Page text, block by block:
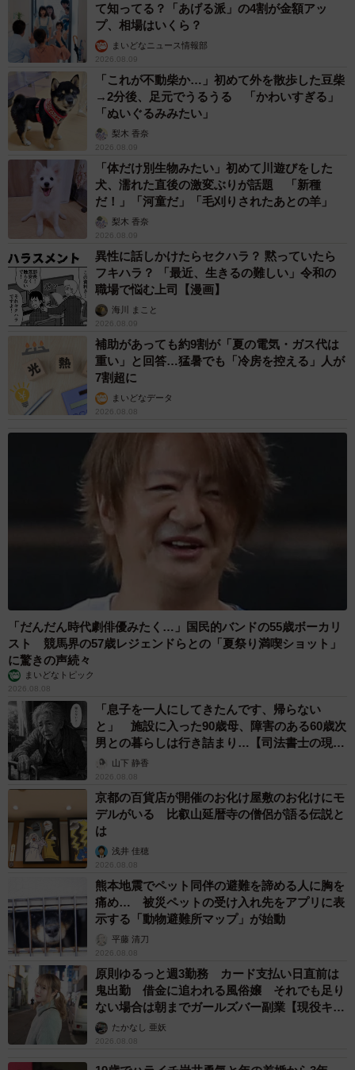
なゲーム環境を作り上げていきましょう。
【出典】
東京都教育委員会／令和4年度「児童・生徒のインターネッ
ト利用状況調査」
都内公立学校児童･生徒の約1％：約1万2000人などに調査
https://www.kyoiku.metro.tokyo.lg.jp/press/press_release/20
23/release20230605.html
て知ってる？「あげる派」の4割が金額アッ
プ、相場はいくら？
まいどなニュース情報部
2026.08.09
「これが不動柴か…」初めて外を散歩した豆柴
→2分後、足元でうるうる 「かわいすぎる」
「ぬいぐるみみたい」
梨木 香奈
2026.08.09
「体だけ別生物みたい」初めて川遊びをした
犬、濡れた直後の激変ぶりが話題 「新種
だ！」「河童だ」「毛刈りされたあとの羊」
梨木 香奈
2026.08.09
異性に話しかけたらセクハラ？ 黙っていたら
フキハラ？ 「最近、生きるの難しい」令和の
職場で悩む上司【漫画】
海川 まこと
2026.08.09
補助があっても約9割が「夏の電気・ガス代は
重い」と回答…猛暑でも「冷房を控える」人が
7割超に
まいどなデータ
2026.08.08
「だんだん時代劇俳優みたく…」国民的バンドの55歳ボーカリ
スト 競馬界の57歳レジェンドらとの「夏祭り満喫ショット」
に驚きの声続々
まいどなトピック
2026.08.08
「息子を一人にしてきたんです、帰らない
と」 施設に入った90歳母、障害のある60歳次
男との暮らしは行き詰まり…【司法書士の現場
から】山下 静香
2026.08.08
京都の百貨店が開催のお化け屋敷のお化けにモ
デルがいる 比叡山延暦寺の僧侶が語る伝説と
は
浅井 佳穂
2026.08.08
熊本地震でペット同伴の避難を諦める人に胸を
痛め… 被災ペットの受け入れ先をアプリに表
示する「動物避難所マップ」が始動
平藤 清刀
2026.08.08
原則ゆるっと週3勤務 カード支払い日直前は
鬼出勤 借金に追われる風俗嬢 それでも足り
ない場合は朝までガールズバー副業【現役キャ
ストに取材】
たかなし 亜妖
2026.08.08